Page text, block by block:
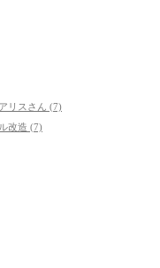
リスさん (7)
改造 (7)